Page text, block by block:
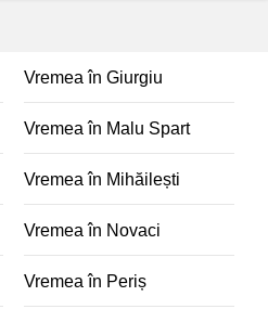
Vremea în Giurgiu
Vremea în Malu Spart
Vremea în Mihăilești
Vremea în Novaci
Vremea în Periș